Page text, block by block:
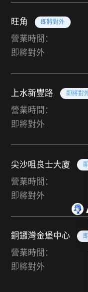
旺角 即將對外
營業時間：
即將對外
上水新豐路 即將對
營業時間：
即將對外
尖沙咀良士大廈
營業時間：
即將對外
銅鑼灣金堡中心
營業時間：
即將對外